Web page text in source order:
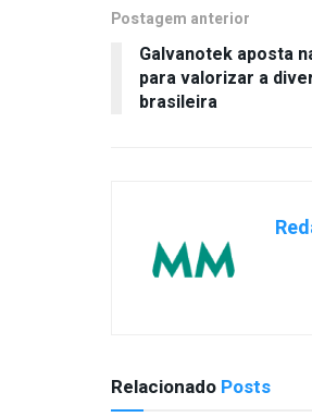
Postagem anterior
Galvanotek aposta
para valorizar a
brasileira
Relacionado Posts